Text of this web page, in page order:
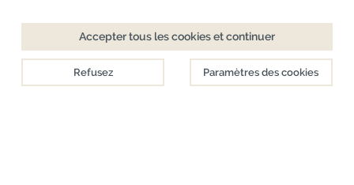
Accepter tous les cookies et continuer
Refusez Paramètres des cookies